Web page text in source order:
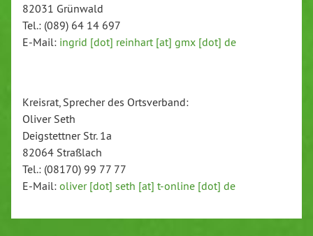
82031 Grünwald
Tel.: (089) 64 14 697
E-Mail: ingrid [dot] reinhart [at] gmx [dot] de
Kreisrat, Sprecher des Ortsverband:
Oliver Seth
Deigstettner Str. 1a
82064 Straßlach
Tel.: (08170) 99 77 77
E-Mail: oliver [dot] seth [at] t-online [dot] de